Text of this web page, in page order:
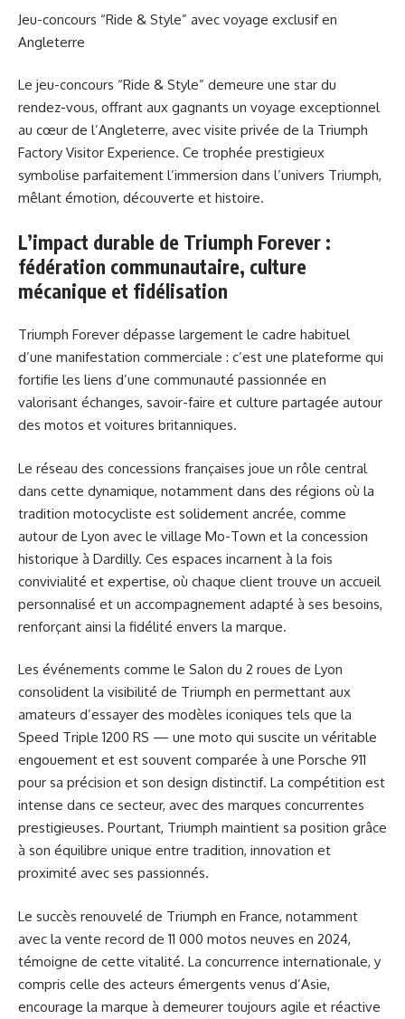
Jeu-concours “Ride & Style” avec voyage exclusif en
Angleterre
Le jeu-concours “Ride & Style” demeure une star du
rendez-vous, offrant aux gagnants un voyage exceptionnel
au cœur de l’Angleterre, avec visite privée de la Triumph
Factory Visitor Experience. Ce trophée prestigieux
symbolise parfaitement l’immersion dans l’univers Triumph,
mêlant émotion, découverte et histoire.
L’impact durable de Triumph Forever :
fédération communautaire, culture
mécanique et fidélisation
Triumph Forever dépasse largement le cadre habituel
d’une manifestation commerciale : c’est une plateforme qui
fortifie les liens d’une communauté passionnée en
valorisant échanges, savoir-faire et culture partagée autour
des motos et voitures britanniques.
Le réseau des concessions françaises joue un rôle central
dans cette dynamique, notamment dans des régions où la
tradition motocycliste est solidement ancrée, comme
autour de Lyon avec le village Mo-Town et la concession
historique à Dardilly. Ces espaces incarnent à la fois
convivialité et expertise, où chaque client trouve un accueil
personnalisé et un accompagnement adapté à ses besoins,
renforçant ainsi la fidélité envers la marque.
Les événements comme le Salon du 2 roues de Lyon
consolident la visibilité de Triumph en permettant aux
amateurs d’essayer des modèles iconiques tels que la
Speed Triple 1200 RS — une moto qui suscite un véritable
engouement et est souvent comparée à une Porsche 911
pour sa précision et son design distinctif. La compétition est
intense dans ce secteur, avec des marques concurrentes
prestigieuses. Pourtant, Triumph maintient sa position grâce
à son équilibre unique entre tradition, innovation et
proximité avec ses passionnés.
Le succès renouvelé de Triumph en France, notamment
avec la vente record de 11 000 motos neuves en 2024,
témoigne de cette vitalité. La concurrence internationale, y
compris celle des acteurs émergents venus d’Asie,
encourage la marque à demeurer toujours agile et réactive